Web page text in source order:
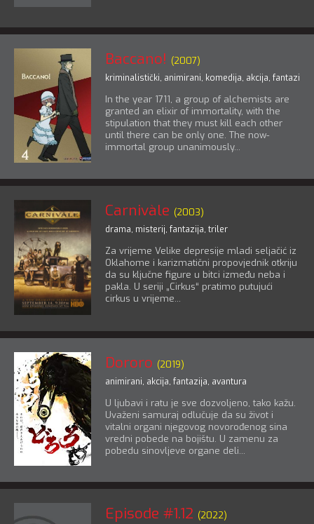
Baccano! (2007)
kriminalistički, animirani, komedija, akcija, fantazija
In the year 1711, a group of alchemists are
granted an elixir of immortality, with the
stipulation that they must kill each other
until there can be only one. The now-
immortal group unanimously...
Carnivàle (2003)
drama, misterij, fantazija, triler
Za vrijeme Velike depresije mladi seljačić iz
Oklahome i karizmatični propovjednik otkriju
da su ključne figure u bitci između neba i
pakla. U seriji „Cirkus“ pratimo putujući
cirkus u vrijeme...
Dororo (2019)
animirani, akcija, fantazija, avantura
U ljubavi i ratu je sve dozvoljeno, tako kažu.
Uvaženi samuraj odlučuje da su život i
vitalni organi njegovog novorođenog sina
vredni pobede na bojištu. U zamenu za
pobedu sinovljeve organe deli...
Episode #1.12 (2022)